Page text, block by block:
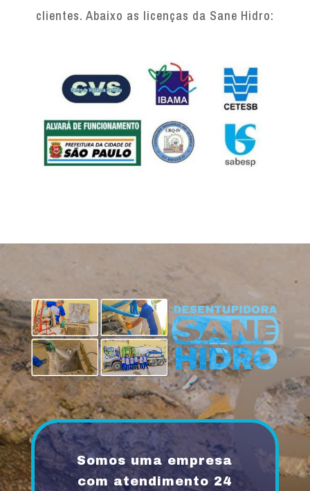
clientes. Abaixo as licenças da Sane Hidro:
Somos uma empresa
com atendimento 24